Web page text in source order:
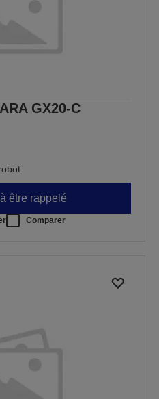
GX20-C
être rappelé
Comparer